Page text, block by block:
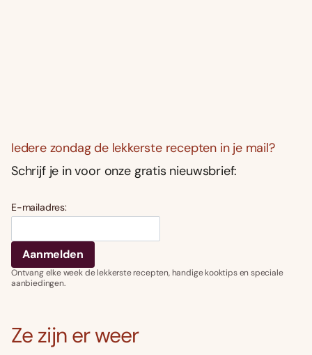
Iedere zondag de lekkerste recepten in je mail?
Schrijf je in voor onze gratis nieuwsbrief:
E-mailadres:
Ontvang elke week de lekkerste recepten, handige kooktips en speciale
aanbiedingen.
Ze zijn er weer